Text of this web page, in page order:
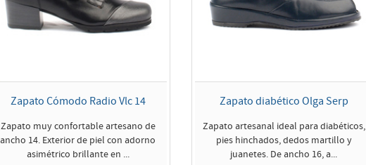
Zapato Cómodo Radio Vlc 14
Zapato muy confortable artesano de
ancho 14. Exterior de piel con adorno
asimétrico brillante en ...
Zapato diabético Olga Serp
Zapato artesanal ideal para diabéticos,
pies hinchados, dedos martillo y
juanetes. De ancho 16, a...